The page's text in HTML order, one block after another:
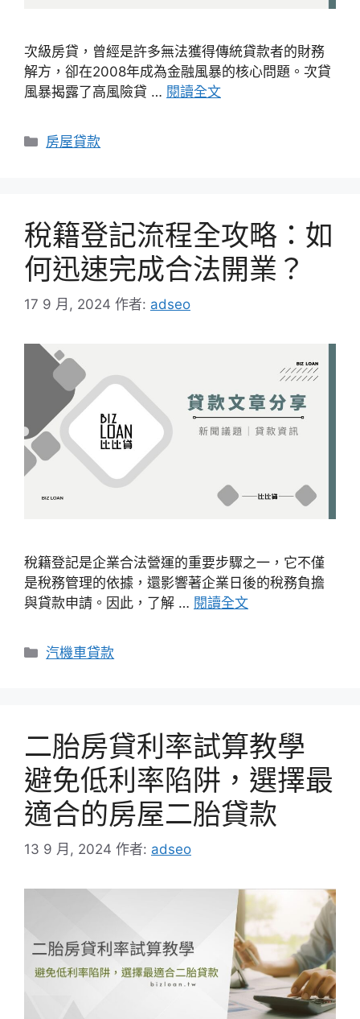
次級房貸，曾經是許多無法獲得傳統貸款者的財務
解方，卻在2008年成為金融風暴的核心問題。次貸
風暴揭露了高風險貸 … 閱讀全文
分
房屋貸款
稅籍登記流程全攻略：如
何迅速完成合法開業？
17 9 月, 2024 作者: adseo
稅籍登記是企業合法營運的重要步驟之一，它不僅
是稅務管理的依據，還影響著企業日後的稅務負擔
與貸款申請。因此，了解 … 閱讀全文
分
汽機車貸款
二胎房貸利率試算教學
避免低利率陷阱，選擇最
適合的房屋二胎貸款
13 9 月, 2024 作者: adseo